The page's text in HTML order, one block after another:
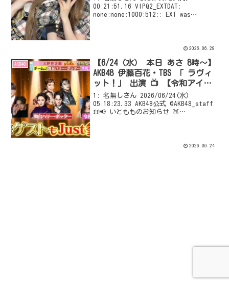
00:21:51.16 VIPQ2_EXTDAT:
none:none:1000:512:: EXT was
2026.06.29
AKB48
【6/24（水） 本日 あさ 8時～】
AKB48 伊藤百花・TBS 「 ラヴィ
ット！」 出演 📺 【令和アイド
ル連合】
1: 名無しさん 2026/06/24(水)
05:18:23.33 AKB48公式 @AKB48_staff
ꉂꉂ📢 いともものお知らせ 🍑
2026.06.24